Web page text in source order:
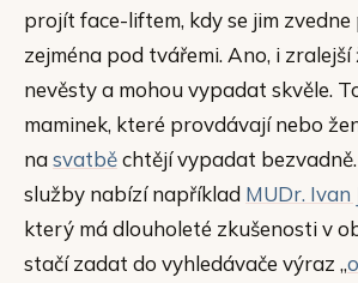
projít face-liftem, kdy se jim
zejména pod tvářemi. Ano, i
nevěsty a mohou vypadat skvěle.
maminek, které provdávají nebo
nasvatběchtějí vypadat
služby nabízí například MUDr. Ivan
který má dlouholeté zkušenosti v
stačí zadat do vyhledávače výraz „